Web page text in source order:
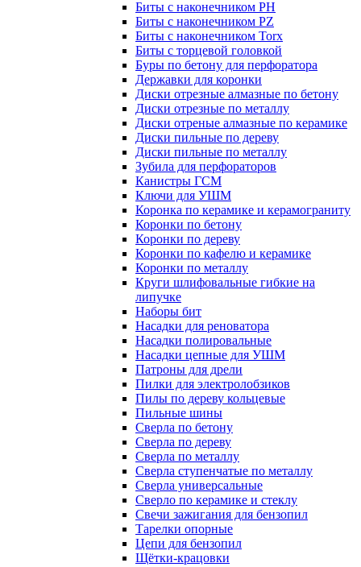
Биты с наконечником PH
Биты с наконечником PZ
Биты с наконечником Torx
Биты с торцевой головкой
Буры по бетону для перфоратора
Державки для коронки
Диски отрезные алмазные по бетону
Диски отрезные по металлу
Диски отреные алмазные по керамике
Диски пильные по дереву
Диски пильные по металлу
Зубила для перфораторов
Канистры ГСМ
Ключи для УШМ
Коронка по керамике и керамограниту
Коронки по бетону
Коронки по дереву
Коронки по кафелю и керамике
Коронки по металлу
Круги шлифовальные гибкие на
липучке
Наборы бит
Насадки для реноватора
Насадки полировальные
Насадки цепные для УШМ
Патроны для дрели
Пилки для электролобзиков
Пилы по дереву кольцевые
Пильные шины
Сверла по бетону
Сверла по дереву
Сверла по металлу
Сверла ступенчатые по металлу
Сверла универсальные
Сверло по керамике и стеклу
Свечи зажигания для бензопил
Тарелки опорные
Цепи для бензопил
Щётки-крацовки